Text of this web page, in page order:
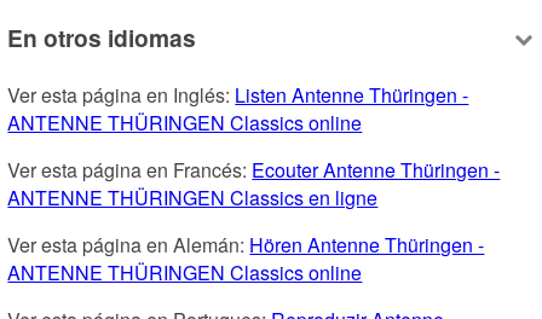
En otros idiomas
Ver esta página en Inglés: Listen Antenne Thüringen -
ANTENNE THÜRINGEN Classics online
Ver esta página en Francés: Ecouter Antenne Thüringen -
ANTENNE THÜRINGEN Classics en ligne
Ver esta página en Alemán: Hören Antenne Thüringen -
ANTENNE THÜRINGEN Classics online